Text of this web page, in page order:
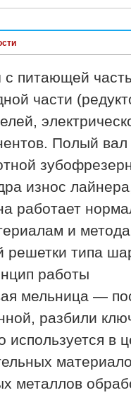
питающей
части
Полый
износ
работает
и
решетки типа
работы
мельница —
разбили
используется в
металлов